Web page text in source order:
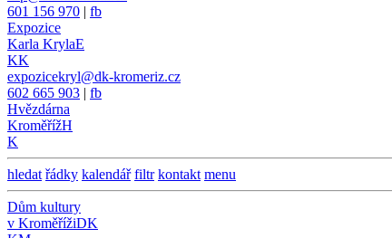
601 156 970 | fb
Expozice
Karla KrylaE
KK
expozicekryl@dk-kromeriz.cz
602 665 903 | fb
Hvězdárna
KroměřížH
K
hledat řádky kalendář filtr kontakt menu
Dům kultury
v KroměřížiDK